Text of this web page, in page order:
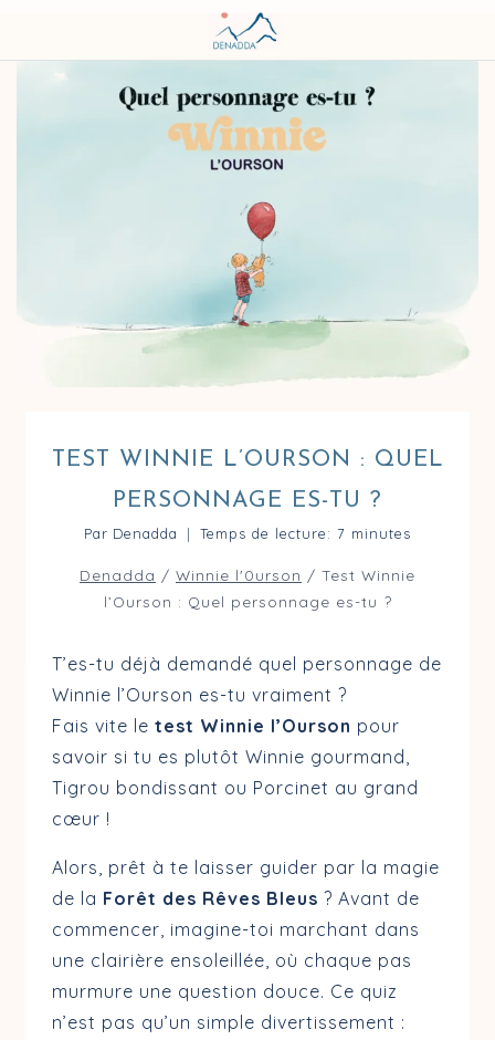
TEST WINNIE L’OURSON : QUEL
PERSONNAGE ES-TU ?
Par Denadda Temps de lecture: 7 minutes
Denadda / Winnie l'0urson / Test Winnie
l’Ourson : Quel personnage es-tu ?
T’es-tu déjà demandé quel personnage de
Winnie l’Ourson es-tu vraiment ?
Fais vite le test Winnie l’Ourson pour
savoir si tu es plutôt Winnie gourmand,
Tigrou bondissant ou Porcinet au grand
cœur !
Alors, prêt à te laisser guider par la magie
de la Forêt des Rêves Bleus ? Avant de
commencer, imagine-toi marchant dans
une clairière ensoleillée, où chaque pas
murmure une question douce. Ce quiz
n’est pas qu’un simple divertissement :